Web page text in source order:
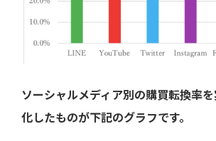
ソーシャルメディア別の購買転換率
化したものが下記のグラフです。